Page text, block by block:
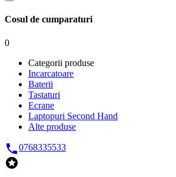
Cosul de cumparaturi
0
Categorii produse
Incarcatoare
Baterii
Tastaturi
Ecrane
Laptopuri Second Hand
Alte produse
0768335533
